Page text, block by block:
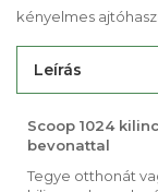
kényelmes
Leírás
Scoop 1024
bevonattal
Tegye otthonát